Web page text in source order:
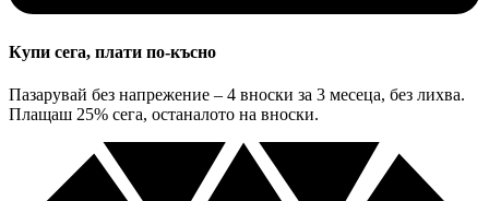
Купи сега, плати по-късно
Пазарувай без напрежение – 4 вноски за 3 месеца, без лихва.
Плащаш 25% сега, останалото на вноски.